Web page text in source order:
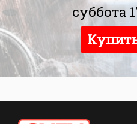
суббота